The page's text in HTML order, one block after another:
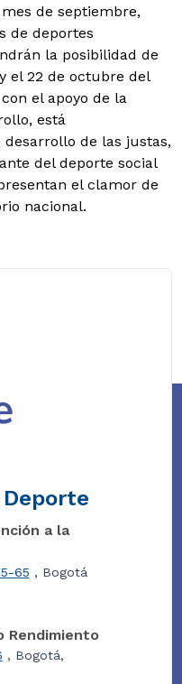
de septiembre,
de deportes
la posibilidad de
el 22 de octubre del
el apoyo de la
está
de las justas,
del deporte social
el clamor de
nacional.
a la
65 , Bogotá
Rendimiento
, Bogotá,